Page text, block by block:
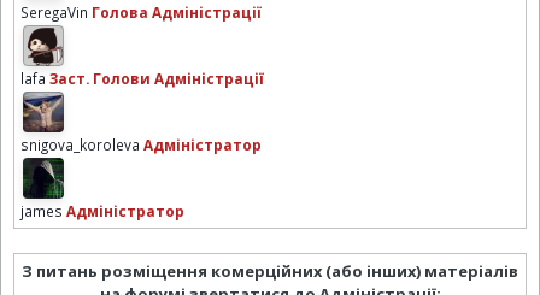
SeregaVin Голова Адміністрації
lafa Заст. Голови Адміністрації
snigova_koroleva Адміністратор
james Адміністратор
З питань розміщення комерційних (або інших) матеріалів